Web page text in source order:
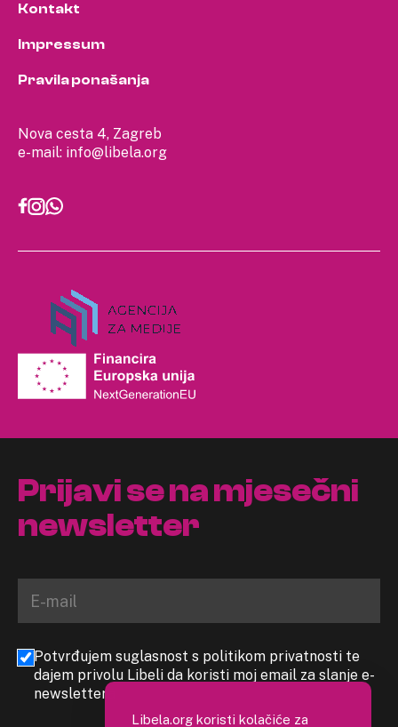
Nova cesta 4, Zagreb
e-mail: info@libela.org
Kontakt
Impressum
Pravila ponašanja
Prijavi se na mjesečni
newsletter
Potvrđujem suglasnost s politikom privatnosti te
dajem privolu Libeli da koristi moj email za slanje e-
newslettera
Libela.org koristi kolačiće za